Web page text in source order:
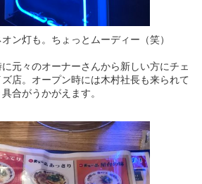
ン灯も。ちょっとムーディー（笑）
元々のオーナーさんから新しい方にチェ
店。オープン時には木村社長も来られて
合がうかがえます。